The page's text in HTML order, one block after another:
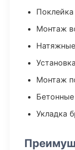
Монтаж
Монтаж
Укладка